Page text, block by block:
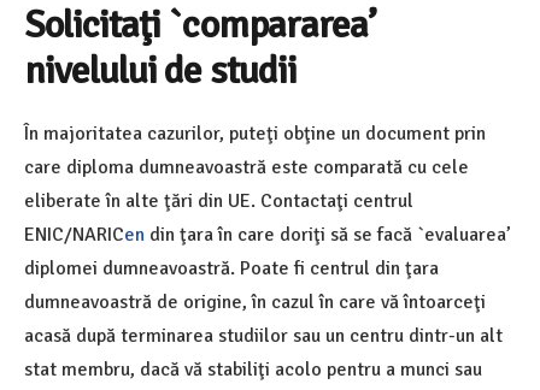
Solicitaţi `compararea’
nivelului de studii
În majoritatea cazurilor, puteţi obţine un document prin
care diploma dumneavoastră este comparată cu cele
eliberate în alte ţări din UE. Contactaţi centrul
ENIC/NARICen din ţara în care doriţi să se facă `evaluarea’
diplomei dumneavoastră. Poate fi centrul din ţara
dumneavoastră de origine, în cazul în care vă întoarceţi
acasă după terminarea studiilor sau un centru dintr-un alt
stat membru, dacă vă stabiliţi acolo pentru a munci sau